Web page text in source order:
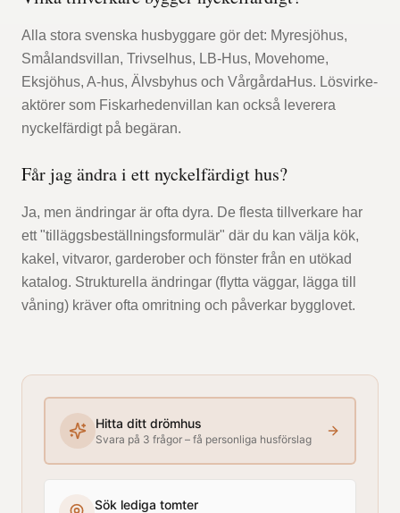
Alla stora svenska husbyggare gör det: Myresjöhus,
Smålandsvillan, Trivselhus, LB-Hus, Movehome,
Eksjöhus, A-hus, Älvsbyhus och VårgårdaHus. Lösvirke-
aktörer som Fiskarhedenvillan kan också leverera
nyckelfärdigt på begäran.
Får jag ändra i ett nyckelfärdigt hus?
Ja, men ändringar är ofta dyra. De flesta tillverkare har
ett "tilläggsbeställningsformulär" där du kan välja kök,
kakel, vitvaror, garderober och fönster från en utökad
katalog. Strukturella ändringar (flytta väggar, lägga till
våning) kräver ofta omritning och påverkar bygglovet.
Hitta ditt drömhus
Svara på 3 frågor – få personliga husförslag
Sök lediga tomter